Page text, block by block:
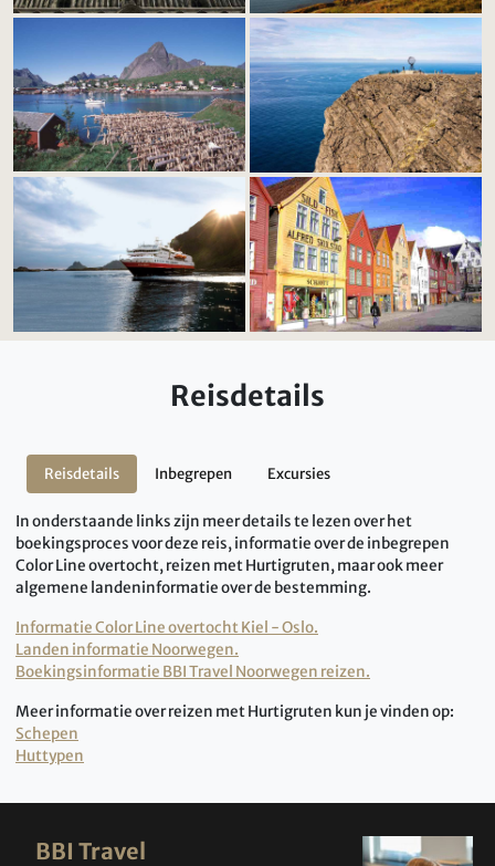
Reisdetails
Reisdetails Inbegrepen Excursies
In onderstaande links zijn meer details te lezen over het
boekingsproces voor deze reis, informatie over de inbegrepen
Color Line overtocht, reizen met Hurtigruten, maar ook meer
algemene landeninformatie over de bestemming.
Informatie Color Line overtocht Kiel - Oslo.
Landen informatie Noorwegen.
Boekingsinformatie BBI Travel Noorwegen reizen.
Meer informatie over reizen met Hurtigruten kun je vinden op:
Schepen
Huttypen
BBI Travel